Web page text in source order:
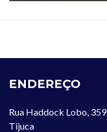
ENDEREÇO
Rua Haddock Lobo, 359
Tijuca